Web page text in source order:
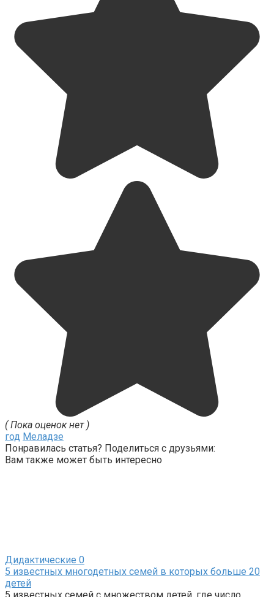
( Пока оценок нет )
год Меладзе
Понравилась статья? Поделиться с друзьями:
Вам также может быть интересно
Дидактические 0
5 известных многодетных семей в которых больше 20
детей
5 известных семей с множеством детей, где число